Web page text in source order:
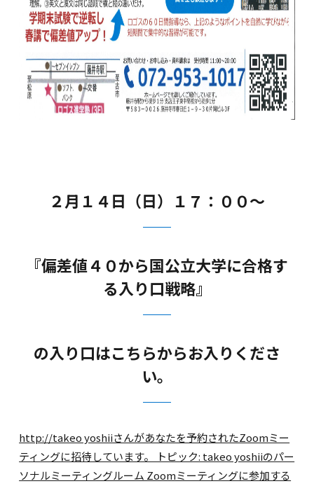
２月１４日（日）１７：００～
『偏差値４０から国公立大学に合格す
る入り口戦略』
の入り口はこちらからお入りくださ
い。
http://takeo yoshiiさんがあなたを予約されたZoomミー
ティングに招待しています。 トピック: takeo yoshiiのパー
ソナルミーティングルーム Zoomミーティングに参加する